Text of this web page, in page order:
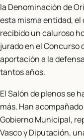
la Denominación de
esta misma entidad,
recibido un caluroso
jurado en el Concurso
aportación a la
tantos años.
El Salón de plenos se
más. Han
Gobierno Municipal,
Vasco y Diputación,